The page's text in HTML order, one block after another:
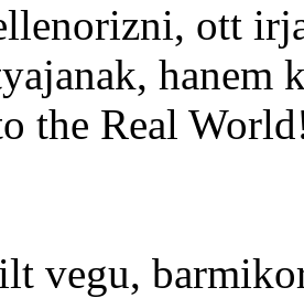
ott
hanem
the Real
vegu,